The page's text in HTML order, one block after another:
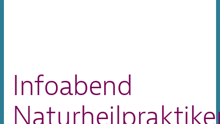
Infoabend